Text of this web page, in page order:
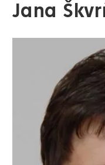
Jana